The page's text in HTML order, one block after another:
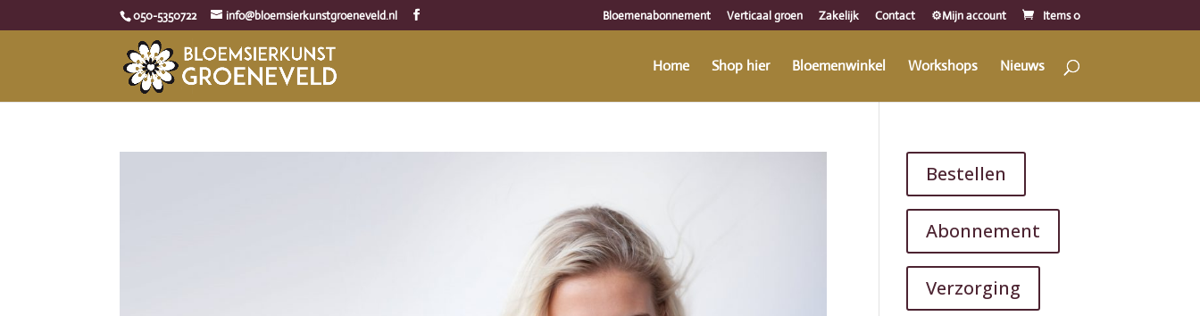
050-5350722 info@bloemsierkunstgroeneveld.nl Bloemenabonnement Verticaal groen Zakelijk Contact ⚙️Mijn account Items 0
Home Shop hier Bloemenwinkel Workshops Nieuws
Bestellen
Abonnement
Verzorging